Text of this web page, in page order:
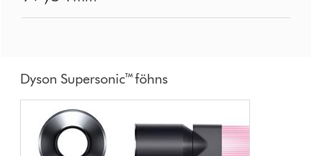
Dyson Supersonic™ föhns